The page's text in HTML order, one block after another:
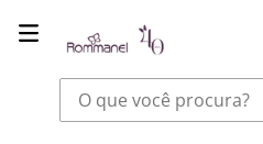
O que você procura?